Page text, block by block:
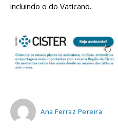
incluindo o do Vaticano..
Ana Ferraz Pereira